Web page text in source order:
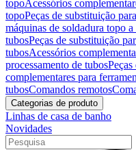
topoAcessórios
topoPeças de substituição
máquinas de soldadura topo
tubosPeças de substituição
tubosAcessórios
processamento de tubos
complementares para
tubosComandos remotos
Categorias de produto
Linhas de casa de banho
Novidades